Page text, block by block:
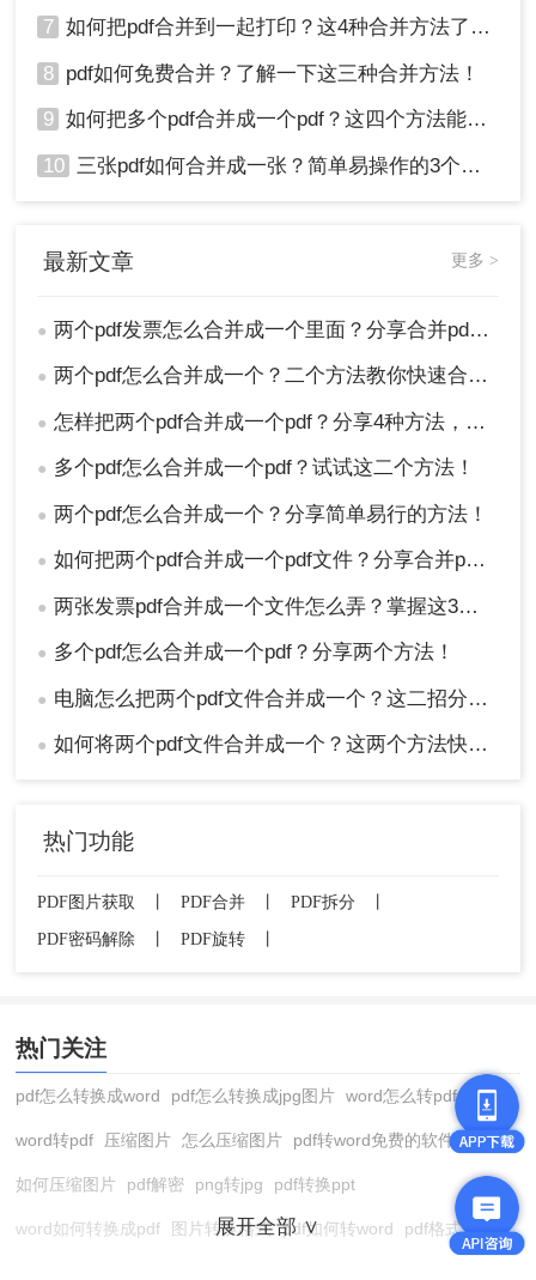
7 如何把pdf合并到一起打印？这4种合并方法了解一下！
8 pdf如何免费合并？了解一下这三种合并方法！
9 如何把多个pdf合并成一个pdf？这四个方法能帮助大家！
10 三张pdf如何合并成一张？简单易操作的3个方法！
最新文章 更多 >
● 两个pdf发票怎么合并成一个里面？分享合并pdf的二个方法！
● 两个pdf怎么合并成一个？二个方法教你快速合并！
● 怎样把两个pdf合并成一个pdf？分享4种方法，简单又高效！
● 多个pdf怎么合并成一个pdf？试试这二个方法！
● 两个pdf怎么合并成一个？分享简单易行的方法！
● 如何把两个pdf合并成一个pdf文件？分享合并pdf的三个方法！
● 两张发票pdf合并成一个文件怎么弄？掌握这3种方法轻松合并！
● 多个pdf怎么合并成一个pdf？分享两个方法！
● 电脑怎么把两个pdf文件合并成一个？这二招分分钟解决！
● 如何将两个pdf文件合并成一个？这两个方法快速解决，简单方便！
热门功能
PDF图片获取 PDF合并 PDF拆分
PDF密码解除
PDF旋转
热门关注
pdf怎么转换成word pdf怎么转换成jpg图片 word怎么转pdf
word转pdf 压缩图片 怎么压缩图片 pdf转word免费的软件
如何压缩图片 pdf解密 png转jpg pdf转换ppt
word如何转换成pdf 图片转换格式 pdf如何转word pdf格式转换
展开全部 ∨